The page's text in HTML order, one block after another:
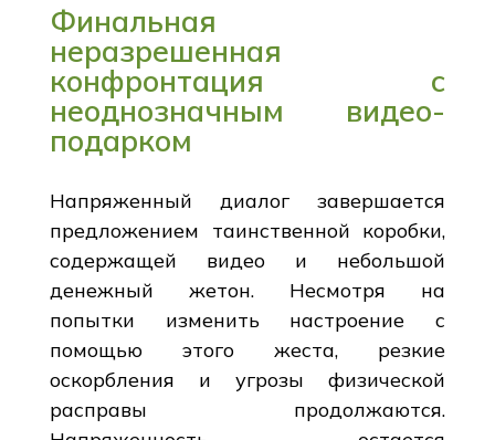
Финальная
неразрешенная
конфронтация с
неоднозначным видео-
подарком
Напряженный диалог завершается
предложением таинственной коробки,
содержащей видео и небольшой
денежный жетон. Несмотря на
попытки изменить настроение с
помощью этого жеста, резкие
оскорбления и угрозы физической
расправы продолжаются.